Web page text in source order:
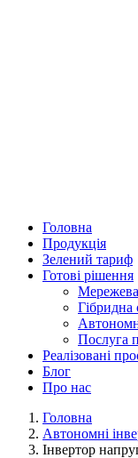
Головна
Продукція
Зелений тариф
Готові рішення
Мережева
Гібридна
Послуга
Реалізовані
Блог
Про нас
Головна
Автономні
Інвертор